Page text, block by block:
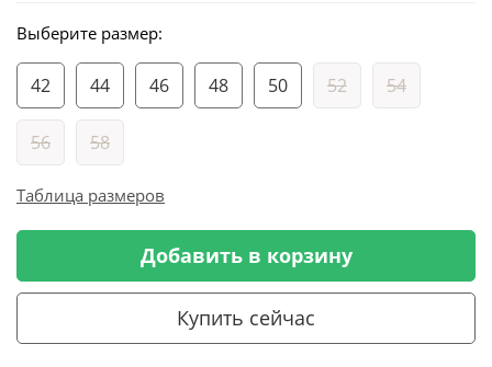
Выберите размер:
42 44 46 48 50 52 54
56 58
Таблица размеров
Добавить в корзину
Купить сейчас